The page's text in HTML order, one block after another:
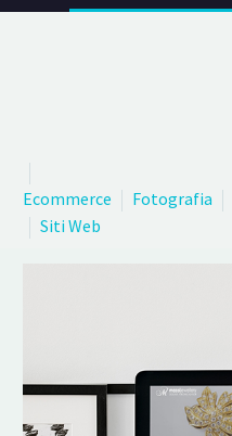
Ecommerce Fotografia
Siti Web